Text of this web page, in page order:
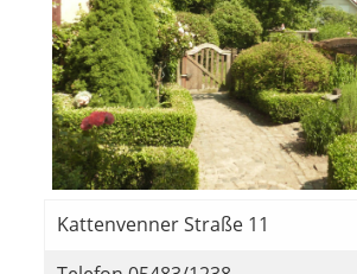
Kattenvenner Straße 11